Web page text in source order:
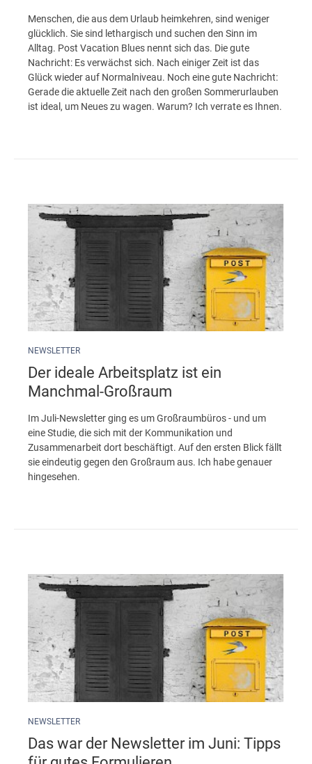
Menschen, die aus dem Urlaub heimkehren, sind weniger
glücklich. Sie sind lethargisch und suchen den Sinn im
Alltag. Post Vacation Blues nennt sich das. Die gute
Nachricht: Es verwächst sich. Nach einiger Zeit ist das
Glück wieder auf Normalniveau. Noch eine gute Nachricht:
Gerade die aktuelle Zeit nach den großen Sommerurlauben
ist ideal, um Neues zu wagen. Warum? Ich verrate es Ihnen.
NEWSLETTER
Der ideale Arbeitsplatz ist ein
Manchmal-Großraum
Im Juli-Newsletter ging es um Großraumbüros - und um
eine Studie, die sich mit der Kommunikation und
Zusammenarbeit dort beschäftigt. Auf den ersten Blick fällt
sie eindeutig gegen den Großraum aus. Ich habe genauer
hingesehen.
NEWSLETTER
Das war der Newsletter im Juni: Tipps